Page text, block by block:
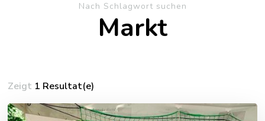
Nach Schlagwort suchen
Markt
Zeigt 1 Resultat(e)